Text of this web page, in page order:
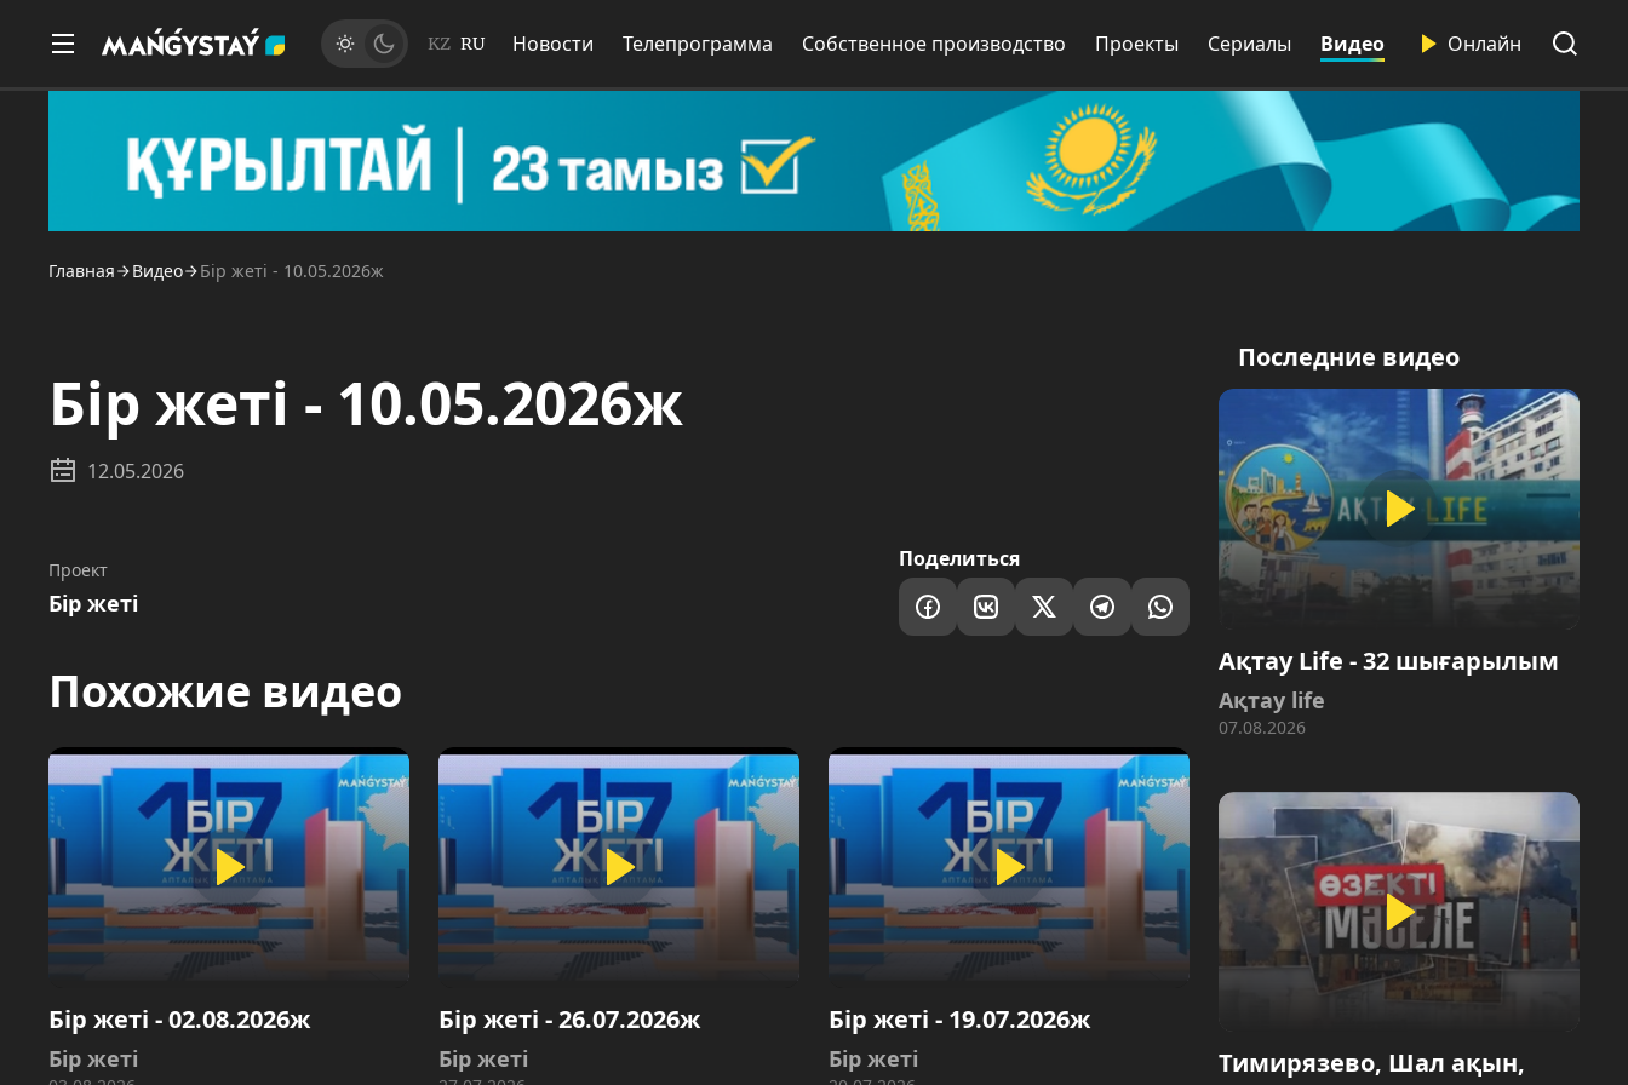
KZ RU Новости Телепрограмма Собственное производство Проекты Сериалы Видео Онлайн
Главная Видео Бір жеті - 10.05.2026ж
Бір жеті - 10.05.2026ж
12.05.2026
Проект
Бір жеті
Поделиться
Похожие видео
Бір жеті - 02.08.2026ж
Бір жеті
Бір жеті - 26.07.2026ж
Бір жеті
Бір жеті - 19.07.2026ж
Бір жеті
Последние видео
Ақтау Life - 32 шығарылым
Ақтау life
07.08.2026
Тимирязево, Шал ақын,